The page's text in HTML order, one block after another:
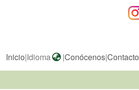
Inicio|Idioma |Conócenos|Contacto